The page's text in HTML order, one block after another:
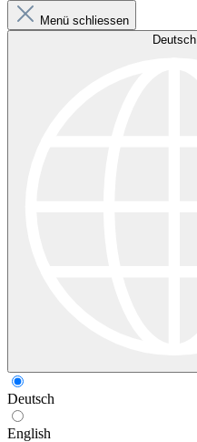
Menü schliessen
Deutsch
Deutsch
English